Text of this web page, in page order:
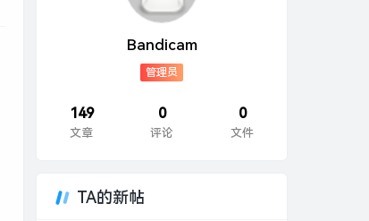
Bandicam
管理员
149
文章
0
评论
0
文件
TA的新帖